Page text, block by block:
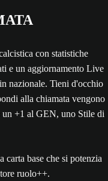
con statistiche
e un aggiornamento Live
nazionale. Tieni d'occhio
alla chiamata vengono
un +1 al GEN, uno Stile di